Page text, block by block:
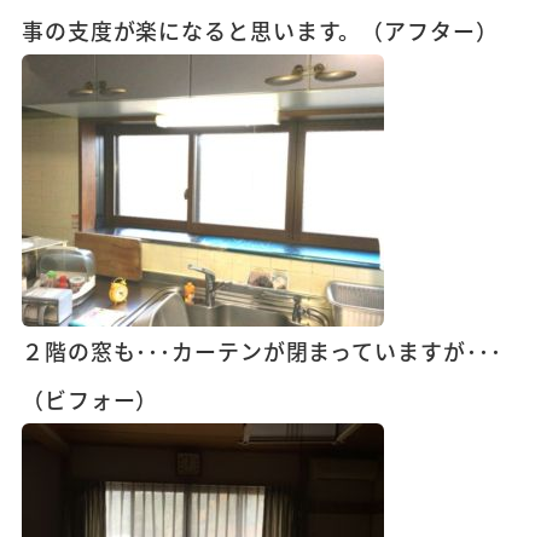
事の支度が楽になると思います。（アフター）
２階の窓も･･･カーテンが閉まっていますが･･･
（ビフォー）